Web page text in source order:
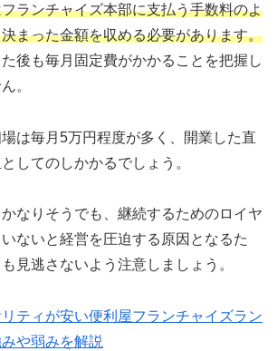
ランチャイズ本部に支払う手数料のよ
まった金額を収める必要があります。
後も毎月固定費がかかることを把握し
。
は毎月5万円程度が多く、開業した直
してのしかかるでしょう。
なりそうでも、継続するためのロイヤ
ないと経営を圧迫する原因となるた
見逃さないよう注意しましょう。
リティが安い便利屋フランチャイズラン
や弱みを解説